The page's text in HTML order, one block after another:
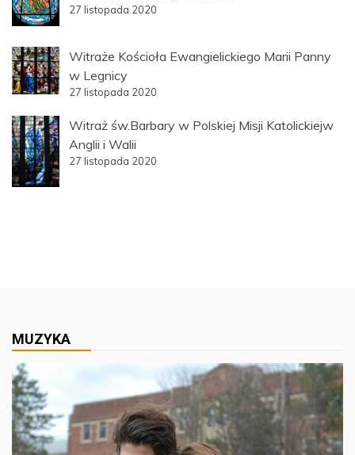
27 listopada 2020
Witraże Kościoła Ewangielickiego Marii Panny
w Legnicy
27 listopada 2020
Witraż św.Barbary w Polskiej Misji Katolickiejw
Anglii i Walii
27 listopada 2020
MUZYKA